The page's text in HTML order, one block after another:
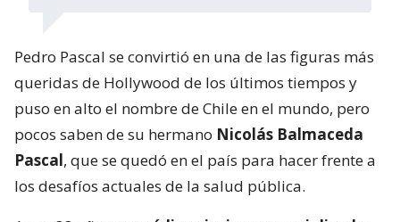
Pedro Pascal se convirtió en una de las figuras más
queridas de Hollywood de los últimos tiempos y
puso en alto el nombre de Chile en el mundo, pero
pocos saben de su hermano Nicolás Balmaceda
Pascal, que se quedó en el país para hacer frente a
los desafíos actuales de la salud pública.